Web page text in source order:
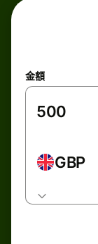
金額
GBP